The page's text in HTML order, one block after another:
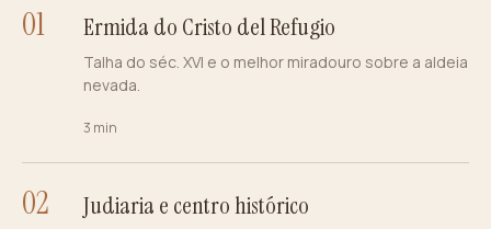
01 Ermida do Cristo del Refugio
Talha do séc. XVI e o melhor miradouro sobre a aldeia
nevada.
3 min
02 Judiaria e centro histórico